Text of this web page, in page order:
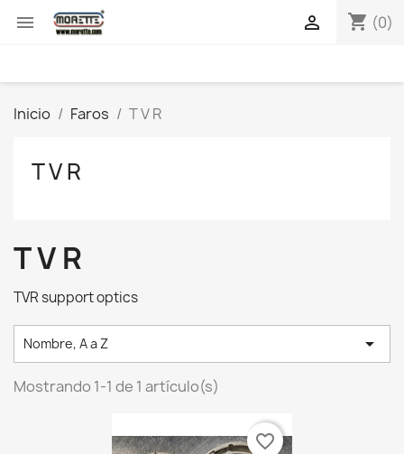
 shopping_cart (0)

Inicio Faros T V R
T V R
T V R
TVR support optics
Nombre, A a Z 
Mostrando 1-1 de 1 artículo(s)
favorite_border